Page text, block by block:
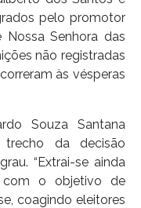
pelo promotor
Senhora das
não registradas
às vésperas
Souza Santana
da decisão
“Extrai-se ainda
o objetivo de
coagindo eleitores